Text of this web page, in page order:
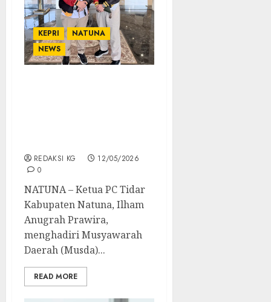
KEPRI
NATUNA
NEWS
REDAKSI KG
12/05/2026
0
NATUNA – Ketua PC Tidar
Kabupaten Natuna, Ilham
Anugrah Prawira,
menghadiri Musyawarah
Daerah (Musda)...
READ MORE